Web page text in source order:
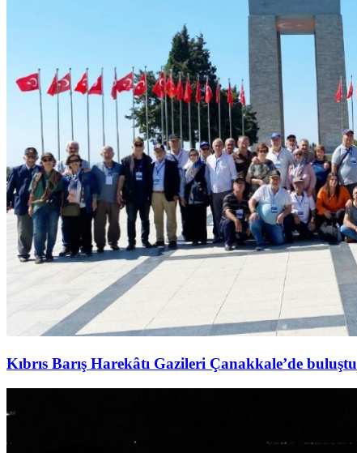
Kıbrıs Barış Harekâtı Gazileri Çanakkale’de buluştu